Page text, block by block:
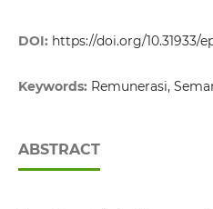
DOI: https://doi.org/10.31933/
Keywords: Remunerasi,
ABSTRACT